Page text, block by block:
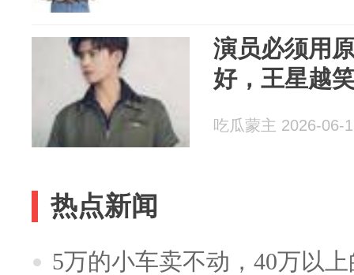
演员必须用
好，王星越
吃瓜蒙主 2026-06-
热点新闻
5万的小车卖不动，40万以